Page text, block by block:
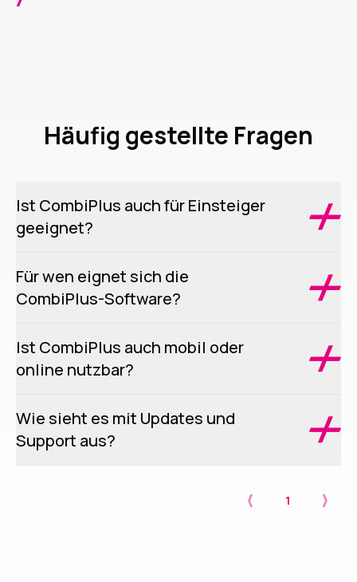
Häufig gestellte Fragen
Ist CombiPlus auch für Einsteiger
geeignet?
Für wen eignet sich die
CombiPlus-Software?
Ist CombiPlus auch mobil oder
online nutzbar?
Wie sieht es mit Updates und
Support aus?
1